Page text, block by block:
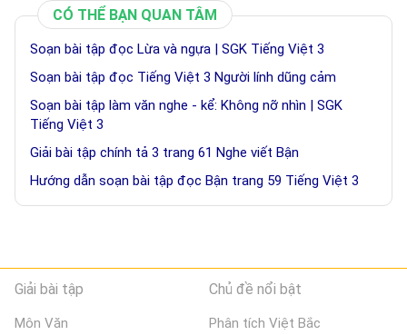
CÓ THỂ BẠN QUAN TÂM
Soạn bài tập đọc Lừa và ngựa | SGK Tiếng Việt 3
Soạn bài tập đọc Tiếng Việt 3 Người lính dũng cảm
Soạn bài tập làm văn nghe - kể: Không nỡ nhìn | SGK
Tiếng Việt 3
Giải bài tập chính tả 3 trang 61 Nghe viết Bận
Hướng dẫn soạn bài tập đọc Bận trang 59 Tiếng Việt 3
Giải bài tập
Môn Văn
Chủ đề nổi bật
Phân tích Việt Bắc